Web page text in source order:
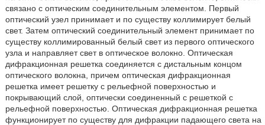
связано с оптическим соединительным элементом. Первый
оптический узел принимает и по существу коллимирует белый
свет. Затем оптический соединительный элемент принимает по
существу коллимированный белый свет из первого оптического
узла и направляет свет в оптическое волокно. Оптическая
дифракционная решетка соединяется с дистальным концом
оптического волокна, причем оптическая дифракционная
решетка имеет решетку с рельефной поверхностью и
покрывающий слой, оптически соединенный с решеткой с
рельефной поверхностью. Оптическая дифракционная решетка
функционирует по существу для дифракции падающего света на